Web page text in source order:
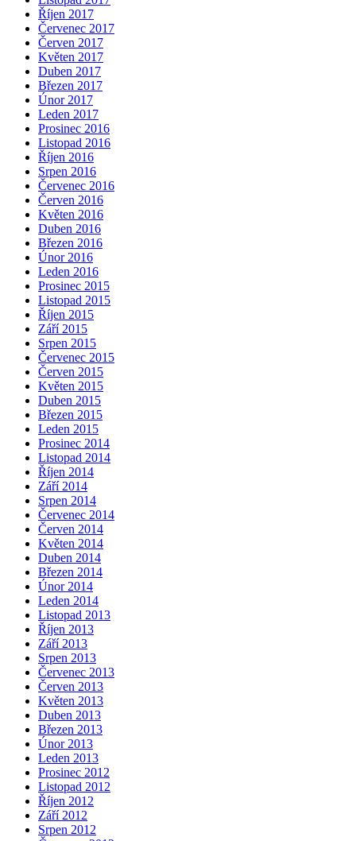
Říjen 2017
Červenec 2017
Červen 2017
Květen 2017
Duben 2017
Březen 2017
Únor 2017
Leden 2017
Prosinec 2016
Listopad 2016
Říjen 2016
Srpen 2016
Červenec 2016
Červen 2016
Květen 2016
Duben 2016
Březen 2016
Únor 2016
Leden 2016
Prosinec 2015
Listopad 2015
Říjen 2015
Září 2015
Srpen 2015
Červenec 2015
Červen 2015
Květen 2015
Duben 2015
Březen 2015
Leden 2015
Prosinec 2014
Listopad 2014
Říjen 2014
Září 2014
Srpen 2014
Červenec 2014
Červen 2014
Květen 2014
Duben 2014
Březen 2014
Únor 2014
Leden 2014
Listopad 2013
Říjen 2013
Září 2013
Srpen 2013
Červenec 2013
Červen 2013
Květen 2013
Duben 2013
Březen 2013
Únor 2013
Leden 2013
Prosinec 2012
Listopad 2012
Říjen 2012
Září 2012
Srpen 2012